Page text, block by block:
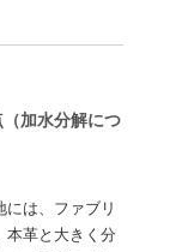
加水分解につ
には、ファブリ
本革と大きく分